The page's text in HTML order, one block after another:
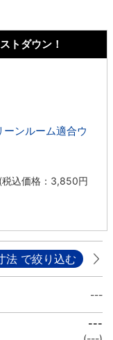
トダウン！
ーンルーム適合ウ
(税込価格： 3,850円
法 で絞り込む
---
---